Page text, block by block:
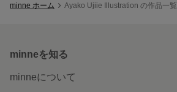
minne ホーム Ayako Ujiie Illustration の作品一覧
minneを知る
minneについて